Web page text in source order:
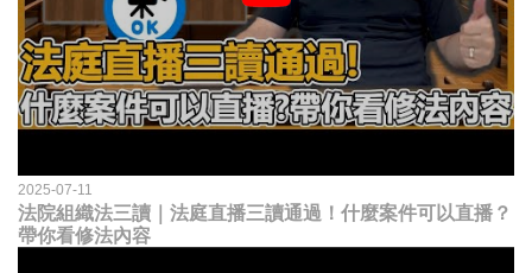
2025-07-11
法院組織法三讀｜法庭直播三讀通過！什麼案件可以直播？
帶你看修法內容